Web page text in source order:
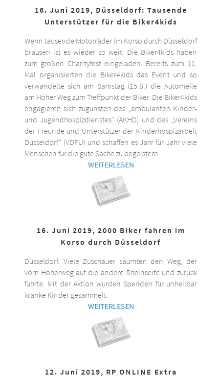
16. Juni 2019, Düsseldorf: Tausende
Unterstützer für die Biker4kids
Wenn tausende Motorräder im Korso durch Düsseldorf
brausen ist es wieder so weit: Die Biker4kids haben
zum großen Charityfest eingeladen. Bereits zum 11.
Mal organisierten die Biker4kids das Event und so
verwandelte sich am Samstag (15.6.) die Automeile
am Höher Weg zum Treffpunkt der Biker. Die Biker4kids
engagieren sich zugunsten des „ambulanten Kinder-
und Jugendhospizdienstes“ (AKHD) und des „Vereins
der Freunde und Unterstützer der Kinderhospizarbeit
Düsseldorf“ (VDFU) und schaffen es Jahr für Jahr viele
Menschen für die gute Sache zu begeistern.
WEITERLESEN
16. Juni 2019, 2000 Biker fahren im
Korso durch Düsseldorf
Düsseldorf. Viele Zuschauer säumten den Weg, der
vom Höherweg auf die andere Rheinseite und zurück
führte. Mit der Aktion wurden Spenden für unheilbar
kranke Kinder gesammelt.
WEITERLESEN
12. Juni 2019, RP ONLINE Extra